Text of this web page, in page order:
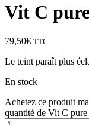
Vit C
79,50€ TTC
Le teint paraît plus
En stock
Achetez ce produit
quantité de Vit C